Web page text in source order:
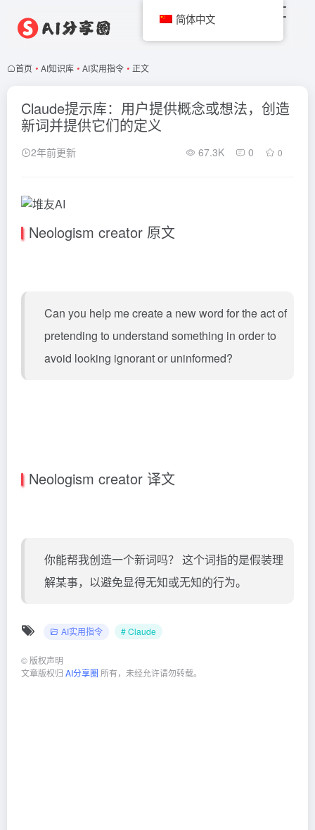
首页 • AI知识库 • AI实用指令 • 正文
Claude提示库：用户提供概念或想法，创造
新词并提供它们的定义
2年前更新 67.3K 0 0
Neologism creator 原文
Can you help me create a new word for the act of
pretending to understand something in order to
avoid looking ignorant or uninformed?
Neologism creator 译文
你能帮我创造一个新词吗？ 这个词指的是假装理
解某事，以避免显得无知或无知的行为。
AI实用指令 # Claude
© 版权声明
文章版权归 AI分享圈 所有，未经允许请勿转载。
简体中文